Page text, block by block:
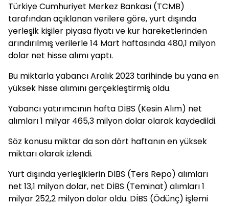
Türkiye Cumhuriyet Merkez Bankası (TCMB)
tarafından açıklanan verilere göre, yurt dışında
yerleşik kişiler piyasa fiyatı ve kur hareketlerinden
arındırılmış verilerle 14 Mart haftasında 480,1 milyon
dolar net hisse alımı yaptı.
Bu miktarla yabancı Aralık 2023 tarihinde bu yana en
yüksek hisse alımını gerçekleştirmiş oldu.
Yabancı yatırımcının hafta DİBS (Kesin Alım) net
alımları 1 milyar 465,3 milyon dolar olarak kaydedildi.
Söz konusu miktar da son dört haftanın en yüksek
miktarı olarak izlendi.
Yurt dışında yerleşiklerin DİBS (Ters Repo) alımları
net 13,1 milyon dolar, net DİBS (Teminat) alımları 1
milyar 252,2 milyon dolar oldu. DİBS (Ödünç) işlemi